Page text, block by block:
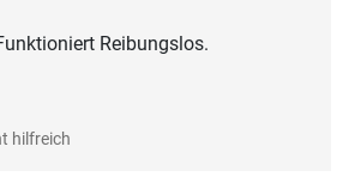
Reibungslos.
hilfreich